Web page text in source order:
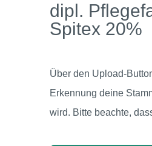
dipl.
Spitex 20%
Über den Upload-
Erkennung deine
wird. Bitte beachte,